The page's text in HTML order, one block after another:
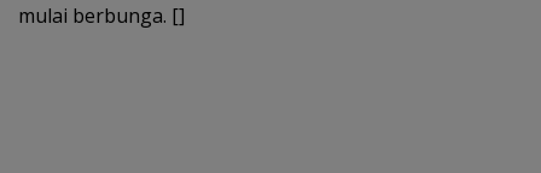
mulai berbunga. []